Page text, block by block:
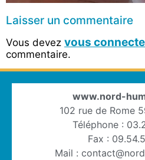
Laisser un commentaire
Vous devez vous
commentaire.
www.nord-
102 rue de Rome
Téléphone :
Fax :
Mail :